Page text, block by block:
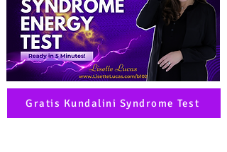
Gratis Kundalini Syndrome Test